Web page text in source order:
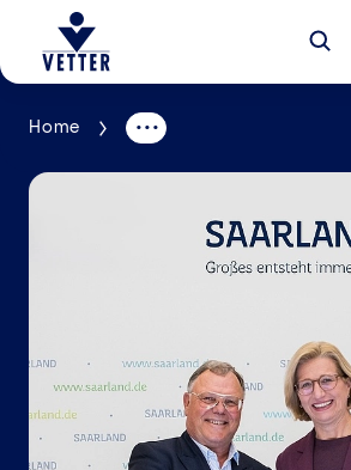
Unternehmen
Verantwortung
Standorte
News & Insights
Home